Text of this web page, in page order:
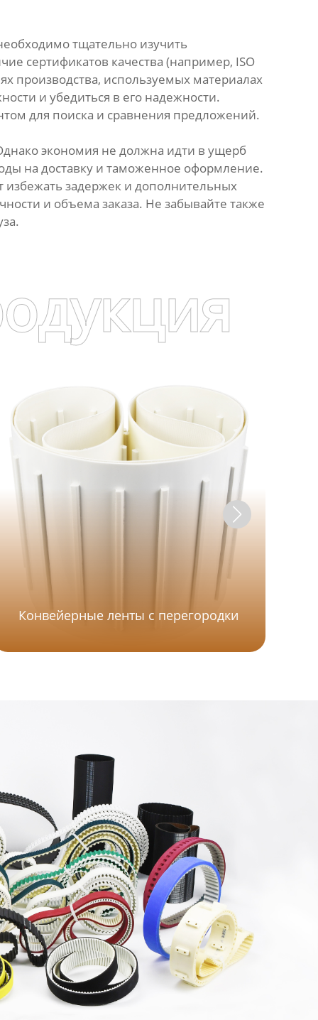
тщательно изучить
сертификатов качества (например, ISO
производства, используемых материалах
и убедиться в его надежности.
для поиска и сравнения предложений.
экономия не должна идти в ущерб
на доставку и таможенное оформление.
избежать задержек и дополнительных
и объема заказа. Не забывайте также
Конвейерные ленты с перегородки